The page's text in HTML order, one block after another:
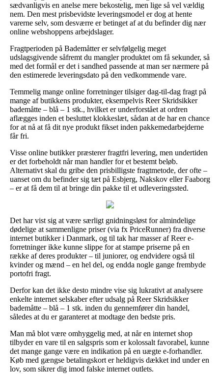
sædvanligvis en anelse mere bekostelig, men lige så vel vældig
nem. Den mest prisbevidste leveringsmodel er dog at hente
varerne selv, som desværre er betinget af at du befinder dig nær
online webshoppens arbejdslager.
Fragtperioden på Bademåtter er selvfølgelig meget
udslagsgivende såfremt du mangler produktet om få sekunder, så
med det formål er det i sandhed passende at man ser nærmere på
den estimerede leveringsdato på den vedkommende vare.
Temmelig mange online forretninger tilsiger dag-til-dag fragt på
mange af butikkens produkter, eksempelvis Reer Skridsikker
bademåtte – blå – 1 stk., hvilket er underforstået at ordren
aflægges inden et besluttet klokkeslæt, sådan at de har en chance
for at nå at få dit nye produkt fikset inden pakkemedarbejderne
får fri.
Visse online butikker præsterer fragtfri levering, men undertiden
er det forbeholdt når man handler for et bestemt beløb.
Alternativt skal du gribe den prisbilligste fragtmetode, der ofte –
uanset om du befinder sig tæt på Esbjerg, Nakskov eller Faaborg
– er at få dem til at bringe din pakke til et udleveringssted.
Det har vist sig at være særligt gnidningsløst for almindelige
dødelige at sammenligne priser (via fx PriceRunner) fra diverse
internet butikker i Danmark, og til tak har masser af Reer e-
forretninger ikke kunne slippe for at stampe priserne på en
række af deres produkter – til juniorer, og endvidere også til
kvinder og mænd – en hel del, og endda nogle gange frembyde
portofri fragt.
Derfor kan det ikke desto mindre vise sig lukrativt at analysere
enkelte internet selskaber efter udsalg på Reer Skridsikker
bademåtte – blå – 1 stk. inden du gennemfører din handel,
således at du er garanteret at modtage den bedste pris.
Man må blot være omhyggelig med, at når en internet shop
tilbyder en vare til en salgspris som er kolossalt favorabel, kunne
det mange gange være en indikation på en uægte e-forhandler.
Køb med gængse betalingskort er heldigvis dækket ind under en
lov, som sikrer dig imod falske internet outlets.